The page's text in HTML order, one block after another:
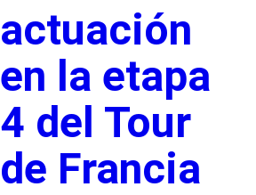
actuación
en la etapa
4 del Tour
de Francia